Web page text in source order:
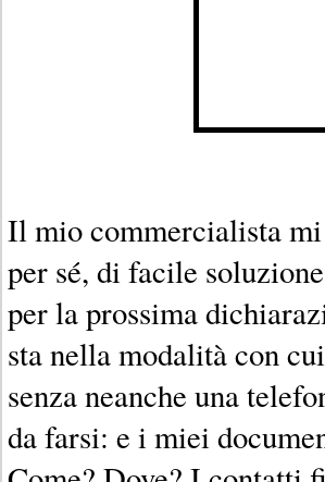
Il mio commercialista
per sé, di facile
per la prossima
sta nella modalità con
senza neanche una
da farsi: e i miei